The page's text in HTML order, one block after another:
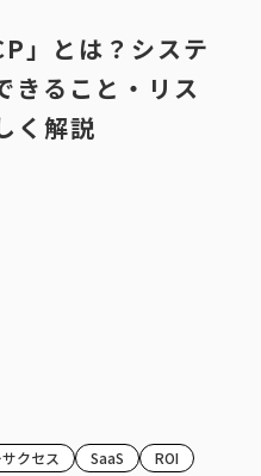
」とは？システ
きること・リス
く解説
クセス SaaS ROI